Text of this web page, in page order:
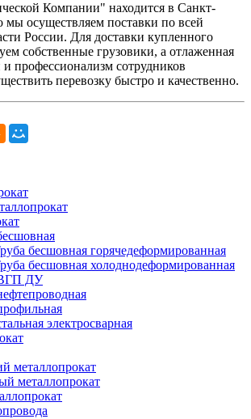
Компании" находится в Санкт-
мы осуществляем поставки по всей
России. Для доставки купленного
собственные грузовики, а отлаженная
и профессионализм сотрудников
перевозку быстро и качественно.
бесшовная горячедеформированная
бесшовная холоднодеформированная
ДУ
электросварная
металлопрокат
металлопрокат